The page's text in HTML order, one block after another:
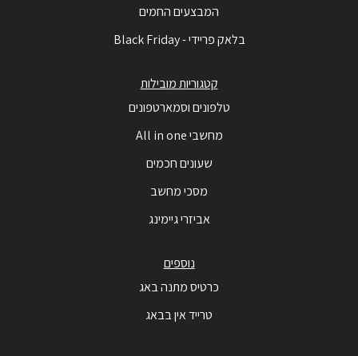
המבצעים החמים
בלאק פריידי - Black Friday
קטגוריות מובילות
טלפונים וסמארטפונים
מחשבי All in one
שעונים חכמים
מסכי מחשב
אביזרי גיימינג
נוספים
כרטיס מתנה באג
טרייד אין בבאג